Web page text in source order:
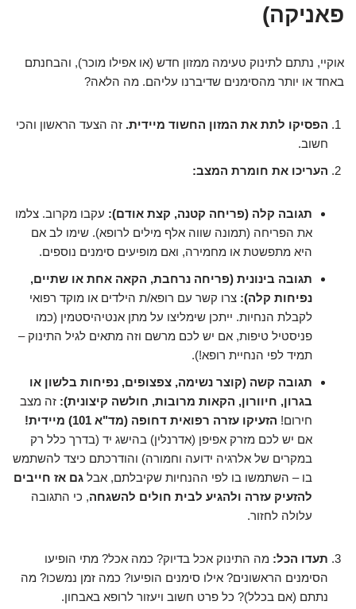
פאניקה)
אוקיי, נתתם לתינוק טעימה ממזון חדש (או אפילו מוכר), והבחנתם
באחד או יותר מהסימנים שדיברנו עליהם. מה הלאה?
הפסיקו לתת את המזון החשוד מיידית. זה הצעד הראשון והכי
חשוב.
העריכו את חומרת המצב:
תגובה קלה (פריחה קטנה, קצת אודם): עקבו מקרוב. צלמו
את הפריחה (תמונה שווה אלף מילים לרופא). שימו לב אם
היא מתפשטת או מחמירה, ואם מופיעים סימנים נוספים.
תגובה בינונית (פריחה נרחבת, הקאה אחת או שתיים,
נפיחות קלה): צרו קשר עם רופא/ת הילדים או מוקד רפואי
לקבלת הנחיות. ייתכן שימליצו על מתן אנטיהיסטמין (כמו
פניסטיל טיפות, אם יש לכם מרשם וזה מתאים לגיל התינוק –
תמיד לפי הנחיית רופא!).
תגובה קשה (קוצר נשימה, צפצופים, נפיחות בלשון או
בגרון, חיוורון, הקאות מרובות, חולשה קיצונית): זה מצב
חירום! הזעיקו עזרה רפואית דחופה (מד"א 101) מיידית!
אם יש לכם מזרק אפיפן (אדרנלין) בהישג יד (בדרך כלל רק
במקרים של אלרגיה ידועה וחמורה) והודרכתם כיצד להשתמש
בו – השתמשו בו לפי ההנחיות שקיבלתם, אבל גם אז חייבים
להזעיק עזרה ולהגיע לבית חולים להשגחה, כי התגובה
עלולה לחזור.
תעדו הכל: מה התינוק אכל בדיוק? כמה אכל? מתי הופיעו
הסימנים הראשונים? אילו סימנים הופיעו? כמה זמן נמשכו? מה
נתתם (אם בכלל)? כל פרט חשוב ויעזור לרופא באבחון.